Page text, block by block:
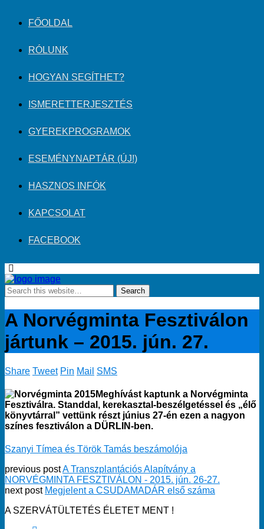
FŐOLDAL
RÓLUNK
HOGYAN SEGÍTHET?
ISMERETTERJESZTÉS
GYEREKPROGRAMOK
ESEMÉNYNAPTÁR (ÚJ!)
HASZNOS INFÓK
KAPCSOLAT
FACEBOOK
A Norvégminta Fesztiválon
jártunk – 2015. jún. 27.
Share Tweet Pin Mail SMS
Meghívást kaptunk a Norvégminta
Fesztiválra. Standdal, kerekasztal-beszélgetéssel és „élő
könyvtárral” vettünk részt június 27-én ezen a nagyon
színes fesztiválon a DÜRLIN-ben.
Szanyi Tímea és Török Tamás beszámolója
previous postA Transzplantációs Alapítvány a
NORVÉGMINTA FESZTIVÁLON - 2015. jún. 26-27.
next post Megjelent a CSUDAMADÁR első száma
A SZERVÁTÜLTETÉS ÉLETET MENT !